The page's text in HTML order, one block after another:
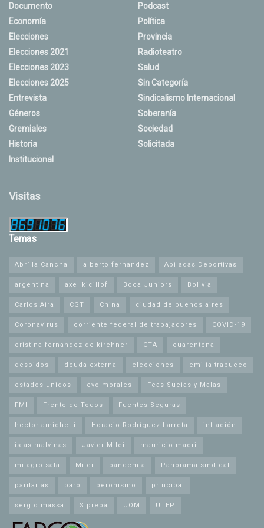
Documento
Economía
Elecciones
Elecciones 2021
Elecciones 2023
Elecciones 2025
Entrevista
Géneros
Gremiales
Historia
Institucional
Podcast
Política
Provincia
Radioteatro
Salud
Sin Categoría
Sindicalismo Internacional
Soberanía
Sociedad
Solicitada
Visitas
Temas
Abrí la Cancha alberto fernandez Apiladas Deportivas
argentina axel kicillof Boca Juniors Bolivia
Carlos Aira CGT China ciudad de buenos aires
Coronavirus corriente federal de trabajadores COVID-19
cristina fernandez de kirchner CTA cuarentena
despidos deuda externa elecciones emilia trabucco
estados unidos evo morales Feas Sucias y Malas
FMI Frente de Todos Fuentes Seguras
hector amichetti Horacio Rodríguez Larreta inflación
islas malvinas Javier Milei mauricio macri
milagro sala Milei pandemia Panorama sindical
paritarias paro peronismo principal
sergio massa Sipreba UOM UTEP